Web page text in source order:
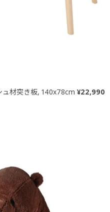
ュ材突き板, 140x78cm ¥22,990